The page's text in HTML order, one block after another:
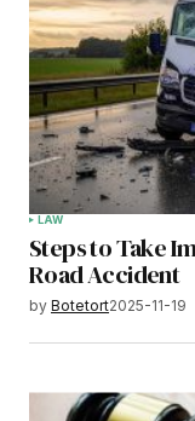
LAW
Steps to Take
Road Accident
by Botetort2025-11-19